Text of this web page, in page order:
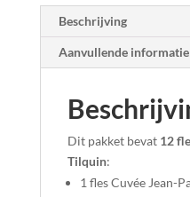
Beschrijving
Aanvullende informatie
Dit pakket bevat12
Tilquin:
1 fles Cuvée Jean-